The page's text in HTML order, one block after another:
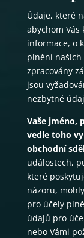
Údaje, které
abychom Vás
informace, o
plnění našich
zpracovány
jsou
nezbytné
Vaše jméno,
vedle toho
obchodní
událostech,
které
názoru,
pro účely
údajů pro
nebo Vámi